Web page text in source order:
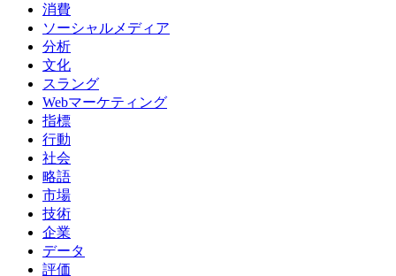
消費
ソーシャルメディア
分析
文化
スラング
Webマーケティング
指標
行動
社会
略語
市場
技術
企業
データ
評価